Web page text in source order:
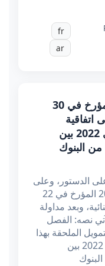
fr
ar
مرسـوم عدد 33 لسنة 2022 مؤرخ في 30
اتفاقية
التمويل المبرمة بتاريخ 20 ماي 2022 بين
البنوك
الدستور، وعلى
الأمر الرئاسي عدد 117 لسنة 2021 المؤرخ في 22
وبعد مداولة
نصه: الفصل
الملحقة بهذا
المرسوم والمبرمة بتاريخ 20 ماي 2022 بين